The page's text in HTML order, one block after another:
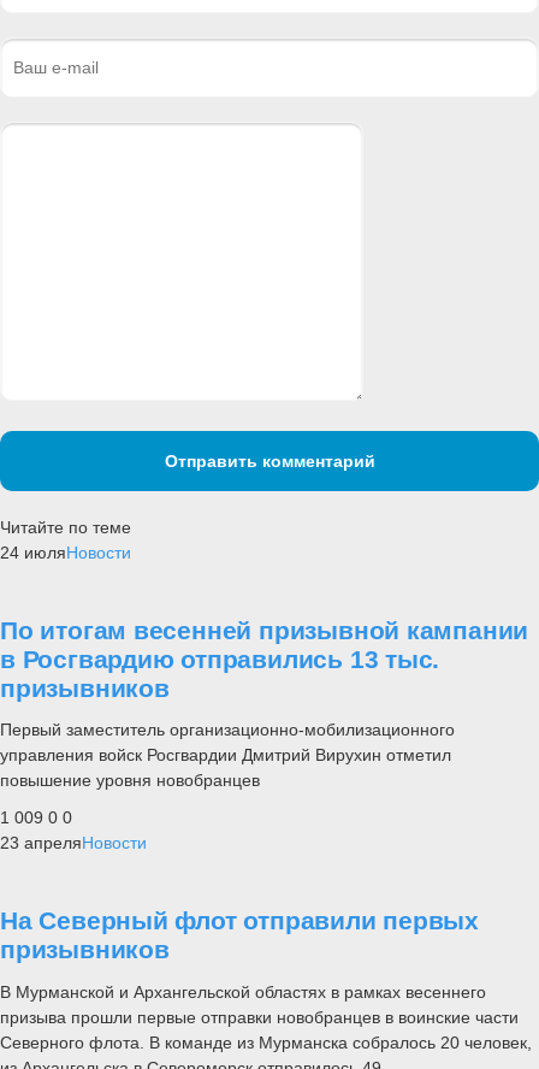
Отправить комментарий
Читайте по теме
24 июляНовости
По итогам весенней призывной кампании
в Росгвардию отправились 13 тыс.
призывников
Первый заместитель организационно-мобилизационного
управления войск Росгвардии Дмитрий Вирухин отметил
повышение уровня новобранцев
1 009 0 0
23 апреляНовости
На Северный флот отправили первых
призывников
В Мурманской и Архангельской областях в рамках весеннего
призыва прошли первые отправки новобранцев в воинские части
Северного флота. В команде из Мурманска собралось 20 человек,